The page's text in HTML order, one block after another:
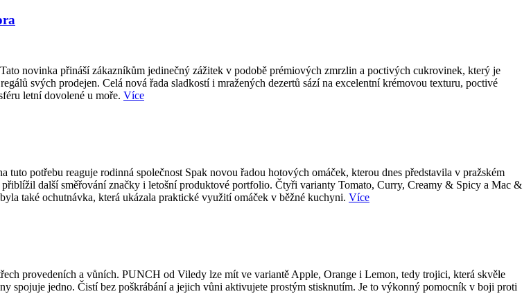
novinka přináší zákazníkům jedinečný zážitek v podobě prémiových zmrzlin a poctivých cukrovinek, který je
svých prodejen. Celá nová řada sladkostí i mražených dezertů sází na excelentní krémovou texturu, poctivé
letní dovolené u moře. Více
potřebu reaguje rodinná společnost Spak novou řadou hotových omáček, kterou dnes představila v pražském
další směřování značky i letošní produktové portfolio. Čtyři varianty Tomato, Curry, Creamy & Spicy a Mac &
také ochutnávka, která ukázala praktické využití omáček v běžné kuchyni. Více
provedeních a vůních. PUNCH od Viledy lze mít ve variantě Apple, Orange i Lemon, tedy trojici, která skvěle
spojuje jedno. Čistí bez poškrábání a jejich vůni aktivujete prostým stisknutím. Je to výkonný pomocník v boji proti